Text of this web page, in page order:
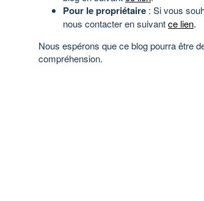
Pour le propriétaire : Si vous
nous contacter en suivantce lien.
Nous espérons que ce blog pourra être
compréhension.